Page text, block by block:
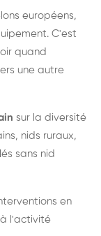
européens,
C'est
quand
une autre
sur la diversité
nids ruraux,
sans nid
en
l'activité